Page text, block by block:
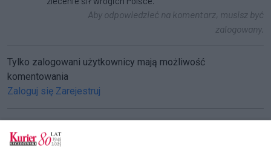
Aby odpowiedzieć na komentarz, musisz być
zalogowany.
Tylko zalogowani użytkownicy mają możliwość
komentowania
Zaloguj się Zarejestruj